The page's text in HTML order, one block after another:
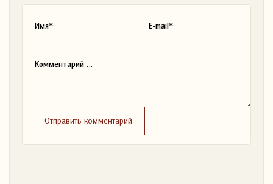
Отправить комментарий